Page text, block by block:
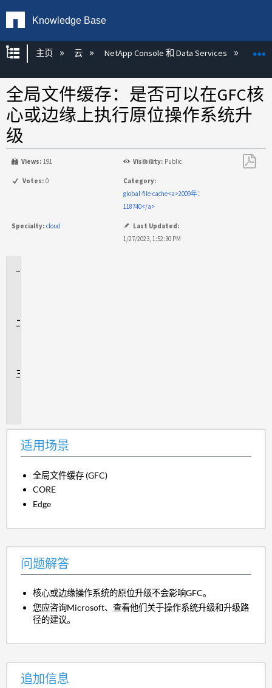
Knowledge Base
扩展/隐缩全局层次
主页 云 NetApp Console 和 Data Services
全局文件缓存：是否可以在GFC核
心或边缘上执行原位操作系统升
级
Views: 191 Visibility: Public
Votes: 0
Category:
global-file-cache<a>2009年：
118740</a>
Specialty: cloud
Last Updated:
1/27/2023, 1:52:30 PM
适用场景
全局文件缓存 (GFC)
CORE
Edge
问题解答
核心或边缘操作系统的原位升级不会影响GFC。
您应咨询Microsoft、查看他们关于操作系统升级和升级路
径的建议。
追加信息